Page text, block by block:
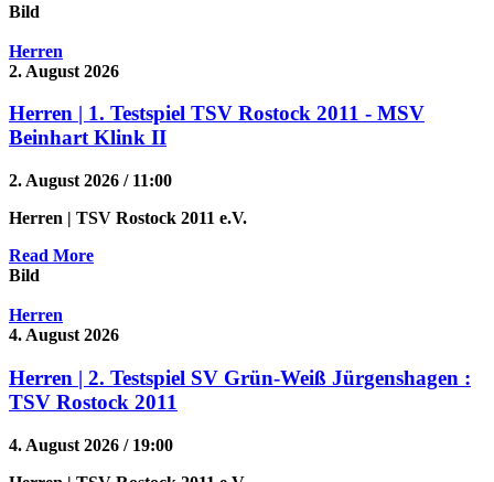
Bild
Herren
2. August 2026
Herren | 1. Testspiel TSV Rostock 2011 - MSV
Beinhart Klink II
2. August 2026 / 11:00
Herren | TSV Rostock 2011 e.V.
Read More
Bild
Herren
4. August 2026
Herren | 2. Testspiel SV Grün-Weiß Jürgenshagen :
TSV Rostock 2011
4. August 2026 / 19:00